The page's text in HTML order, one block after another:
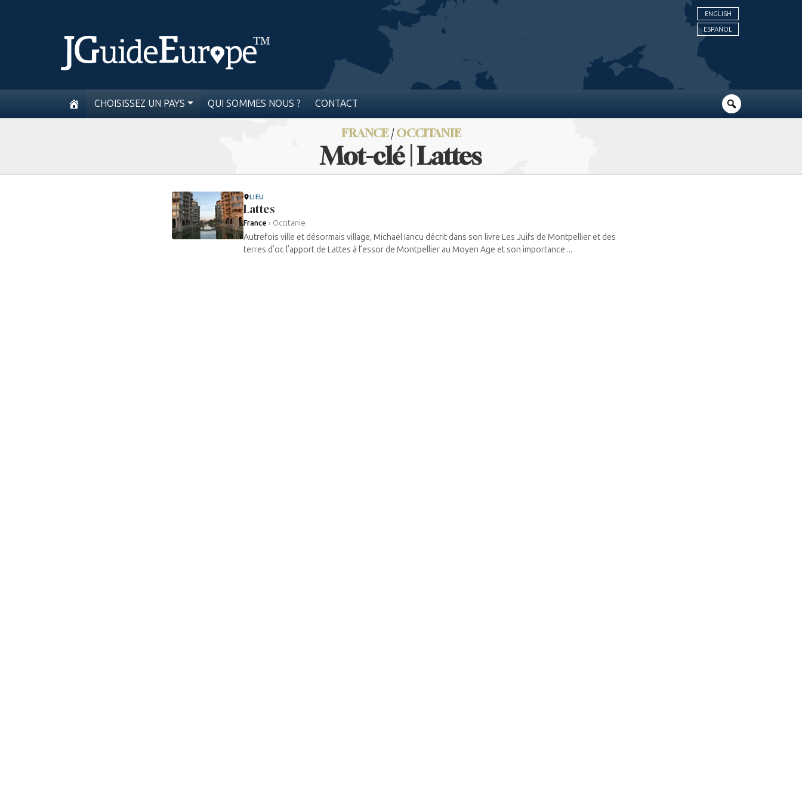
ENGLISH
ESPAÑOL
CHOISISSEZ UN PAYS QUI SOMMES NOUS ? CONTACT
FRANCE/OCCITANIE
Mot-clé | Lattes
LIEU
Lattes
France › Occitanie
Autrefois ville et désormais village, Michaël Iancu décrit dans son livre Les Juifs de Montpellier et des
terres d’oc l’apport de Lattes à l’essor de Montpellier au Moyen Age et son importance ...